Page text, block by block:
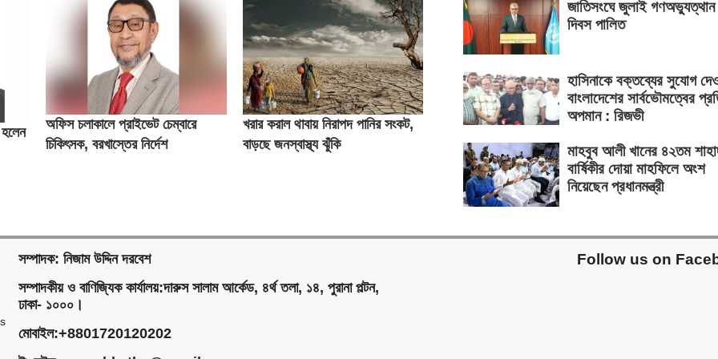
অফিস চলাকালে প্রাইভেট চেম্বারে
চিকিৎসক, বরখাস্তের নির্দেশ
খরার করাল থাবায় নিরাপদ পানির সংকট,
বাড়ছে জনস্বাস্থ্য ঝুঁকি
জাতিসংঘে জুলাই গণঅভ্যুত্থান
দিবস পালিত
হাসিনাকে বক্তব্যের সুযোগ
বাংলাদেশের সার্বভৌমত্বের
অপমান : রিজভী
মাহবুব আলী খানের ৪২তম
বার্ষিকীর দোয়া মাহফিলে অংশ
নিয়েছেন প্রধানমন্ত্রী
সম্পাদক: নিজাম উদ্দিন দরবেশ
সম্পাদকীয় ও বাণিজ্যিক কার্যালয়:দারুস সালাম আর্কেড, ৪র্থ তলা, ১৪, পুরানা পল্টন,
ঢাকা- ১০০০।
মোবাইল:+8801720120202
Follow us on